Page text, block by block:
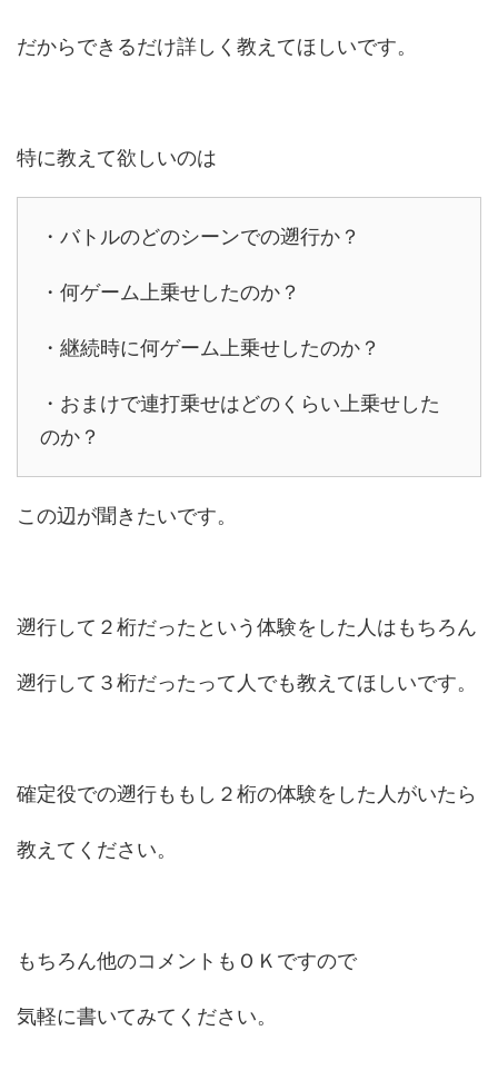
だからできるだけ詳しく教えてほしいです。
特に教えて欲しいのは
・バトルのどのシーンでの遡行か？
・何ゲーム上乗せしたのか？
・継続時に何ゲーム上乗せしたのか？
・おまけで連打乗せはどのくらい上乗せした
のか？
この辺が聞きたいです。
遡行して２桁だったという体験をした人はもちろん
遡行して３桁だったって人でも教えてほしいです。
確定役での遡行ももし２桁の体験をした人がいたら
教えてください。
もちろん他のコメントもＯＫですので
気軽に書いてみてください。